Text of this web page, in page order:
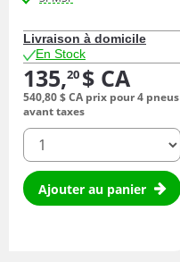
Livraison à domicile
En Stock
135,20 $ CA
540,80$ CA prix pour 4 pneus
avant taxes
quantité
Ajouter au panier